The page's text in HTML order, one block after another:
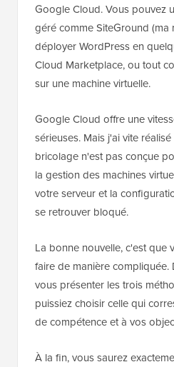
Google Cloud. Vous pouvez
géré comme SiteGround (ma
déployer WordPress en
Cloud Marketplace, ou tout
sur une machine virtuelle.
Google Cloud offre une
sérieuses. Mais j'ai vite
bricolage n'est pas conçue
la gestion des machines
votre serveur et la
se retrouver bloqué.
La bonne nouvelle, c'est que
faire de manière compliquée.
vous présenter les trois
puissiez choisir celle qui
de compétence et à vos
À la fin, vous saurez